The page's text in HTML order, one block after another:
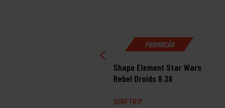
PROMOÇÃO
Shape Element Star Wars
Rebel Droids 8.38
SURFTRIP